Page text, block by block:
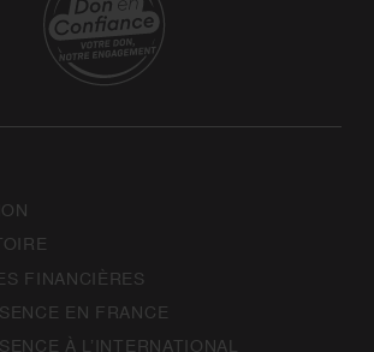
FINANCIÈRES
EN FRANCE
À L’INTERNATIONAL